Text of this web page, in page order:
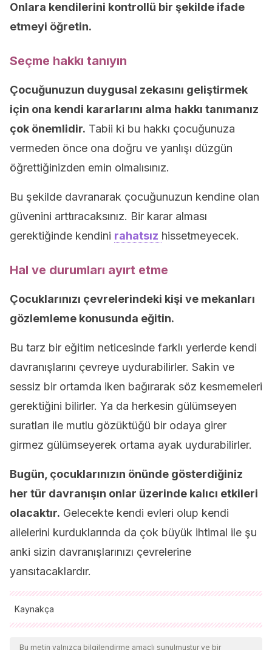
Onlara kendilerini kontrollü bir şekilde ifade
etmeyi öğretin.
Seçme hakkı tanıyın
Çocuğunuzun duygusal zekasını geliştirmek
için ona kendi kararlarını alma hakkı tanımanız
çok önemlidir. Tabii ki bu hakkı çocuğunuza
vermeden önce ona doğru ve yanlışı düzgün
öğrettiğinizden emin olmalısınız.
Bu şekilde davranarak çocuğunuzun kendine olan
güvenini arttıracaksınız. Bir karar alması
gerektiğinde kendini rahatsız hissetmeyecek.
Hal ve durumları ayırt etme
Çocuklarınızı çevrelerindeki kişi ve mekanları
gözlemleme konusunda eğitin.
Bu tarz bir eğitim neticesinde farklı yerlerde kendi
davranışlarını çevreye uydurabilirler. Sakin ve
sessiz bir ortamda iken bağırarak söz kesmemeleri
gerektiğini bilirler. Ya da herkesin gülümseyen
suratları ile mutlu gözüktüğü bir odaya girer
girmez gülümseyerek ortama ayak uydurabilirler.
Bugün, çocuklarınızın önünde gösterdiğiniz
her tür davranışın onlar üzerinde kalıcı etkileri
olacaktır. Gelecekte kendi evleri olup kendi
ailelerini kurduklarında da çok büyük ihtimal ile şu
anki sizin davranışlarınızı çevrelerine
yansıtacaklardır.
Kaynakça
Tüm alıntı yapılan kaynaklar, kalitelerini, güvenilirliklerini,
güncelliklerini ve geçerliliklerini sağlamak için ekibimiz
Bu metin yalnızca bilgilendirme amaçlı sunulmuştur ve bir